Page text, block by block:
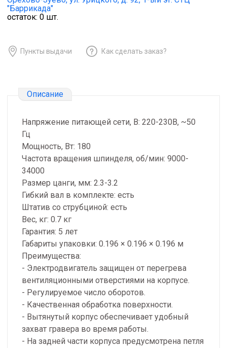
"Баррикада"
остаток: 0 шт.
Пункты выдачи Как сделать заказ?
Описание
Напряжение питающей сети, В: 220-230В, ~50
Гц
Мощность, Вт: 180
Частота вращения шпинделя, об/мин: 9000-
34000
Размер цанги, мм: 2.3-3.2
Гибкий вал в комплекте: есть
Штатив со струбциной: есть
Вес, кг: 0.7 кг
Гарантия: 5 лет
Габариты упаковки: 0.196 × 0.196 × 0.196 м
Преимущества:
- Электродвигатель защищен от перегрева
вентиляционными отверстиями на корпусе.
- Регулируемое число оборотов.
- Качественная обработка поверхности.
- Вытянутый корпус обеспечивает удобный
захват гравера во время работы.
- На задней части корпуса предусмотрена петля